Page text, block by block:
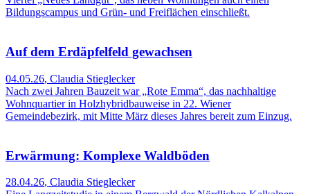
Bildungscampus und Grün- und Freiflächen einschließt.
Auf dem Erdäpfelfeld gewachsen
04.05.26, Claudia Stieglecker
Nach zwei Jahren Bauzeit war „Rote Emma“, das nachhaltige
Wohnquartier in Holzhybridbauweise in 22. Wiener
Gemeindebezirk, mit Mitte März dieses Jahres bereit zum Einzug.
Erwärmung: Komplexe Waldböden
28.04.26, Claudia Stieglecker